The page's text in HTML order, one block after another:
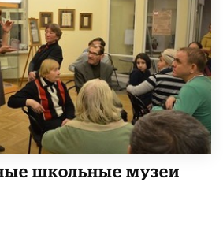
школьные музеи